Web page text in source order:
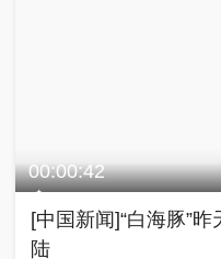
00:00:42
[中国新闻]“白海豚”
陆